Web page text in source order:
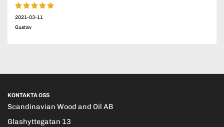
2021-03-11
Gustav
KONTAKTA OSS
Scandinavian Wood and Oil AB
Glashyttegatan 13